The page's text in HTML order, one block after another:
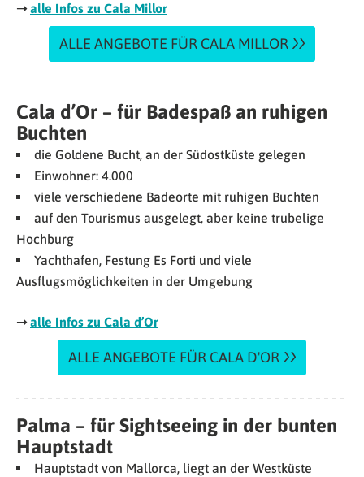
➝alle Infos zu Cala Millor
ALLE ANGEBOTE FÜR CALA MILLOR
Cala d’Or – für Badespaß an ruhigen
Buchten
die Goldene Bucht, an der Südostküste gelegen
Einwohner: 4.000
viele verschiedene Badeorte mit ruhigen Buchten
auf den Tourismus ausgelegt, aber keine trubelige
Hochburg
Yachthafen, Festung Es Forti und viele
Ausflugsmöglichkeiten in der Umgebung
➝alle Infos zu Cala d’Or
ALLE ANGEBOTE FÜR CALA D'OR
Palma – für Sightseeing in der bunten
Hauptstadt
Hauptstadt von Mallorca, liegt an der Westküste